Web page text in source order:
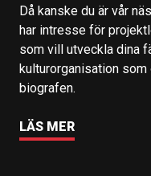
Då kanske du är vår
har intresse för
som vill utveckla dina
kulturorganisation
biografen.
LÄS MER